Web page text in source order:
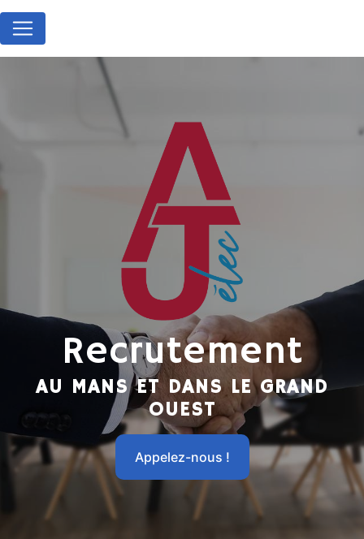
Recrutement
AU MANS ET DANS LE GRAND
OUEST
Appelez-nous !
Panneau de gestion des cookies